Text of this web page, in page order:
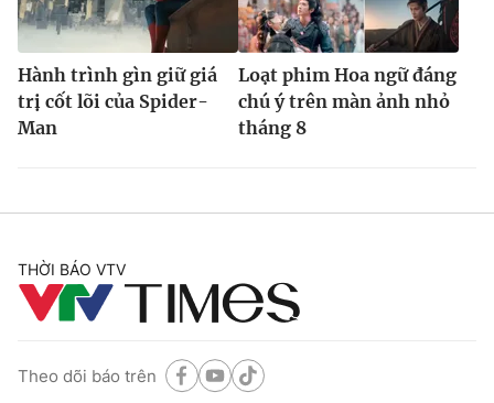
Hành trình gìn giữ giá
trị cốt lõi của Spider-
Man
Loạt phim Hoa ngữ đáng
chú ý trên màn ảnh nhỏ
tháng 8
THỜI BÁO VTV
Theo dõi báo trên